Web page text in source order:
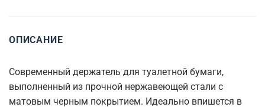
ОПИСАНИЕ
Современный держатель для туалетной бумаги,
выполненный из прочной нержавеющей стали с
матовым черным покрытием. Идеально впишется в